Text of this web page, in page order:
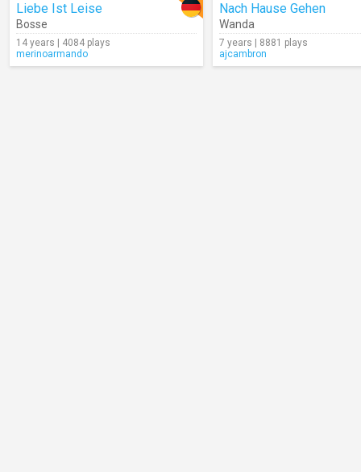
Liebe Ist Leise
Bosse
14 years | 4084 plays
merinoarmando
Nach Hause Gehen
Wanda
7 years | 8881 plays
ajcambron